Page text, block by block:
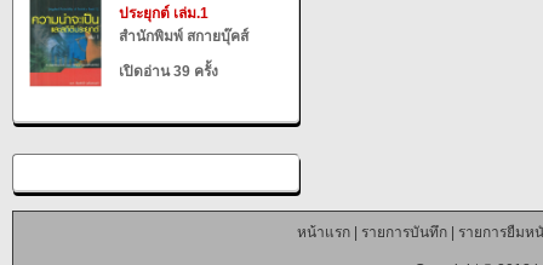
ประยุกต์ เล่ม.1
สำนักพิมพ์ สกายบุ๊คส์
เปิดอ่าน 39 ครั้ง
หน้าแรก| รายการบันทึก| รายการยืมห